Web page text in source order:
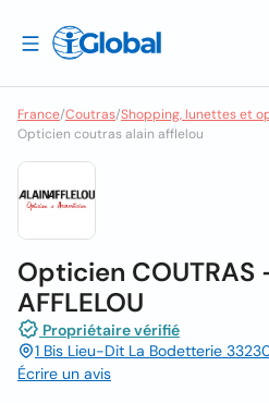
France/Coutras/Shopping, lunettes et
Opticien coutras alain afflelou
Opticien COUTRAS
AFFLELOU
Propriétaire vérifié
1 Bis Lieu-Dit La Bodetterie
Écrire un avis